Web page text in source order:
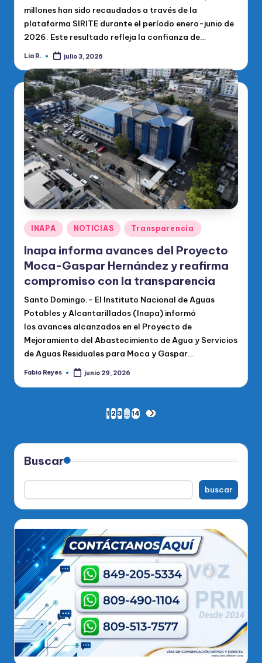
millones han sido recaudados a través de la
plataforma SIRITE durante el período enero-junio de
2026. Este resultado refleja la confianza de…
Publicado
Lia R. julio 3, 2026
Publicado
en
INAPA NOTICIAS Transparencia
Inapa informa avances del Proyecto
Moca-Gaspar Hernández y reafirma
compromiso con la transparencia
Santo Domingo.- El Instituto Nacional de Aguas
Potables y Alcantarillados (Inapa) informó
los avances alcanzados en el Proyecto de
Mejoramiento del Abastecimiento de Agua y Servicios
de Aguas Residuales para Moca y Gaspar...
Publicado
Fabio Reyes junio 29, 2026
Paginación
de
entradas
1 2 3 … 14
SIGUIENTE
Buscar
buscar